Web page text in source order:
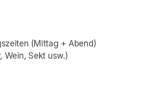
(Mittag + Abend)
Wein, Sekt usw.)